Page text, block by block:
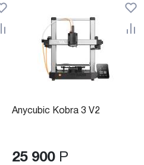
Anycubic Kobra 3 V2
25 900 Р